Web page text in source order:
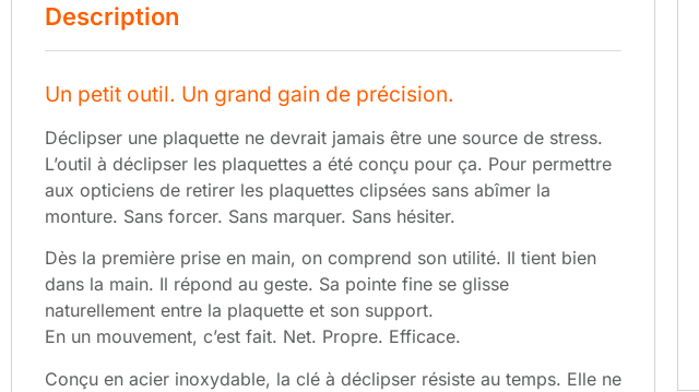
Description
Un petit outil. Un grand gain de précision.
Déclipser une plaquette ne devrait jamais être une source de stress.
L’outil à déclipser les plaquettes a été conçu pour ça. Pour permettre
aux opticiens de retirer les plaquettes clipsées sans abîmer la
monture. Sans forcer. Sans marquer. Sans hésiter.
Dès la première prise en main, on comprend son utilité. Il tient bien
dans la main. Il répond au geste. Sa pointe fine se glisse
naturellement entre la plaquette et son support.
En un mouvement, c’est fait. Net. Propre. Efficace.
Conçu en acier inoxydable, la clé à déclipser résiste au temps. Elle ne